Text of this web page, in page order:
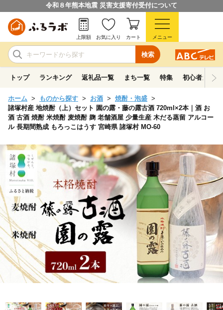
令和８年熊本地震 災害支援寄付受付について
検索
上限額 お気に入り カート メニュー
トップ ランキング 返礼品一覧 まち一覧 特集 初心者ガイド
ホーム ものから探す お酒
焼酎・泡盛
諸塚村産 地焼酎（上）セット 園の露・藤の露古酒 720ml×2本｜酒 お
酒 古酒 焼酎 米焼酎 麦焼酎 麹 老舗酒屋 少量生産 木だる蒸留 アルコー
ル 長期間熟成 もろっこはうす 宮崎県 諸塚村 MO-60